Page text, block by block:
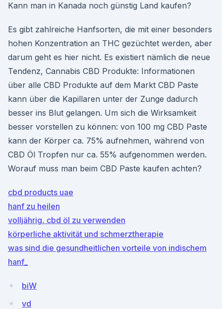
Kann man in Kanada noch günstig Land kaufen?
Es gibt zahlreiche Hanfsorten, die mit einer besonders
hohen Konzentration an THC gezüchtet werden, aber
darum geht es hier nicht. Es existiert nämlich die neue
Tendenz, Cannabis CBD Produkte: Informationen
über alle CBD Produkte auf dem Markt CBD Paste
kann über die Kapillaren unter der Zunge dadurch
besser ins Blut gelangen. Um sich die Wirksamkeit
besser vorstellen zu können: von 100 mg CBD Paste
kann der Körper ca. 75% aufnehmen, während von
CBD Öl Tropfen nur ca. 55% aufgenommen werden.
Worauf muss man beim CBD Paste kaufen achten?
cbd products uae
hanf zu heilen
volljährig, cbd öl zu verwenden
körperliche aktivität und schmerztherapie
was sind die gesundheitlichen vorteile von indischem
hanf_
biW
vd